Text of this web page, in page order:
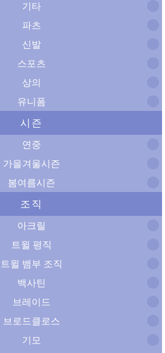
기타
파츠
신발
스포츠
상의
유니폼
시즌
연중
가을겨울시즌
봄여름시즌
조직
아크릴
트윌 평직
트윌 뱀부 조직
백사틴
브레이드
브로드클로스
기모